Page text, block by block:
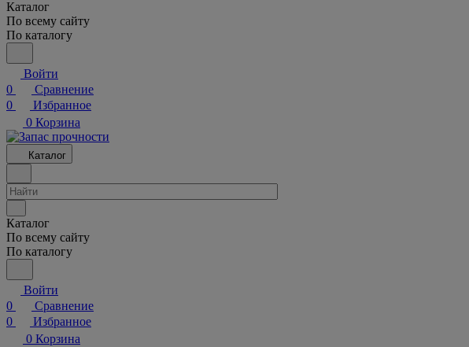
Каталог
По всему сайту
По каталогу
Войти
0
Сравнение
0
Избранное
0 Корзина
Каталог
Каталог
По всему сайту
По каталогу
Войти
0
Сравнение
0
Избранное
0 Корзина